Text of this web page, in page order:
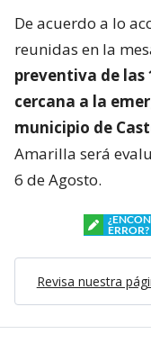
De acuerdo a lo
reunidas en la
preventiva de las
cercana a la
municipio de
Amarilla será
6 de Agosto.
ERROR?
Revisa nuestra